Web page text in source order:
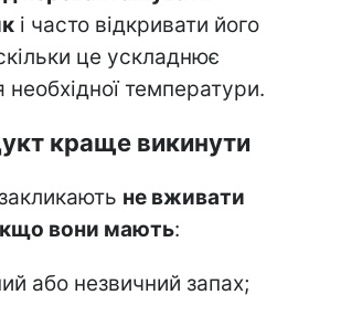
і часто відкривати його
це ускладнює
необхідної температури.
краще викинути
не вживати
вони мають:
або незвичний запах;